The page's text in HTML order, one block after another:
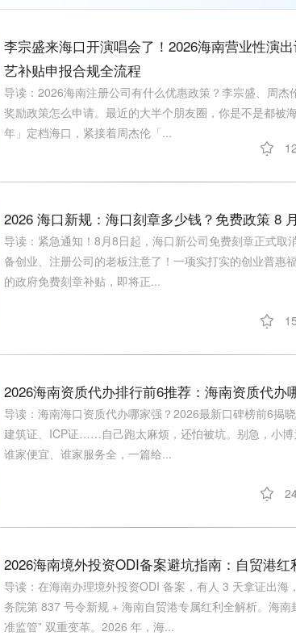
李宗盛来海口开演唱会了！2026海南营业性演
艺补贴申报合规全流程
导读：2026海南注册公司有什么优惠政策？李宗盛、周
奖励政策怎么申请。最近的大半个朋友圈，你是不是都被
年」定档海口，紧接着周杰伦「...
2026 海口新规：海口刻章多少钱？免费政策 8
导读：紧急通知！8月8日起，海口新公司免费刻章正式
备创业、注册公司的老板注意了！一项实打实的创业普惠
的政府免费刻章补贴，即将正...
2026海南资质代办排行前6推荐：海南资质代办
导读：海南海口资质代办哪家强？2026最新口碑榜前6揭
建筑证、ICP证……自己跑太麻烦，还怕被坑。别急，小博
谁家便宜、谁家服务全，一篇给...
2026海南境外投资ODI备案避坑指南：自贸港
导读：在海南办理境外投资ODI 备案，有人 3 天拿证出
务院第 837 号令新规 + 海南自贸港专属红利全解析。海
准监管” 双重变革。2026 年，海...